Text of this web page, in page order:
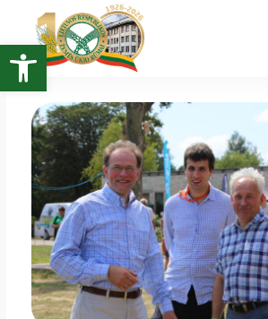
Open toolbar
turinio